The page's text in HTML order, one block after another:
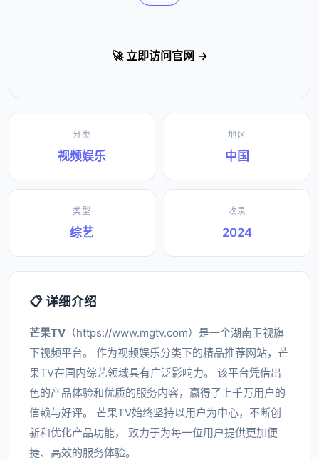
🚀 立即访问官网 →
分类
视频娱乐
地区
中国
类型
综艺
收录
2024
📋 详细介绍
芒果TV （https://www.mgtv.com）是一个湖南卫视旗
下视频平台。 作为视频娱乐分类下的精品推荐网站，芒
果TV在国内综艺领域具有广泛影响力。 该平台凭借出
色的产品体验和优质的服务内容，赢得了上千万用户的
信赖与好评。 芒果TV始终坚持以用户为中心，不断创
新和优化产品功能， 致力于为每一位用户提供更加便
捷、高效的服务体验。